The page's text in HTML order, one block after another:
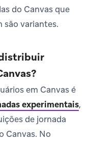
do Canvas que
são variantes.
em Canvas é
experimentais,
de jornada
Canvas. No